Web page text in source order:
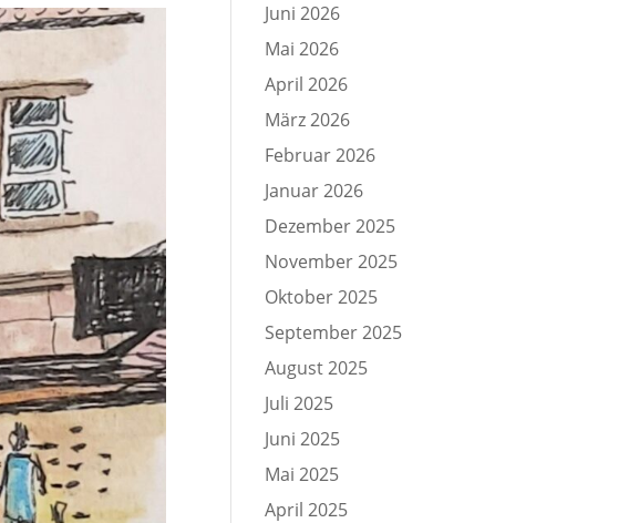
Juni 2026
Mai 2026
April 2026
März 2026
Februar 2026
Januar 2026
Dezember 2025
November 2025
Oktober 2025
September 2025
August 2025
Juli 2025
Juni 2025
Mai 2025
April 2025